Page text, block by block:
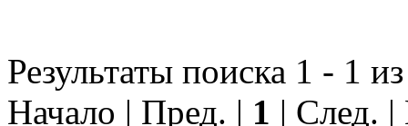
Результаты поиска 1 - 1
Начало | Пред. | 1 | След.